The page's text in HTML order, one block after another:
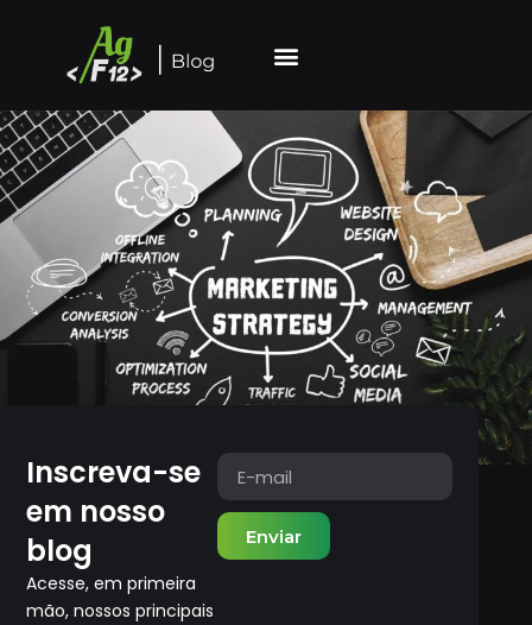
Inscreva-se
em nosso
blog
Acesse, em primeira
mão, nossos principais
Enviar